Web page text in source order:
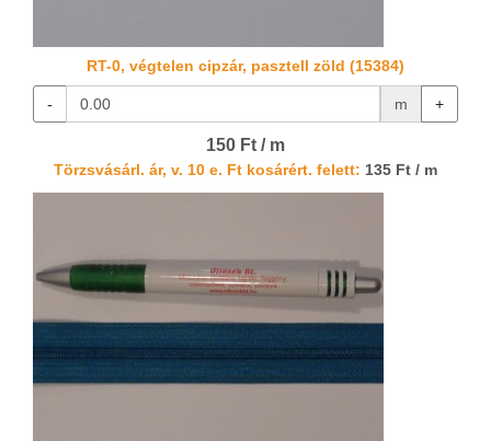
RT-0, végtelen cipzár, pasztell zöld (15384)
- m +
150 Ft / m
Törzsvásárl. ár, v. 10 e. Ft kosárért. felett: 135 Ft / m